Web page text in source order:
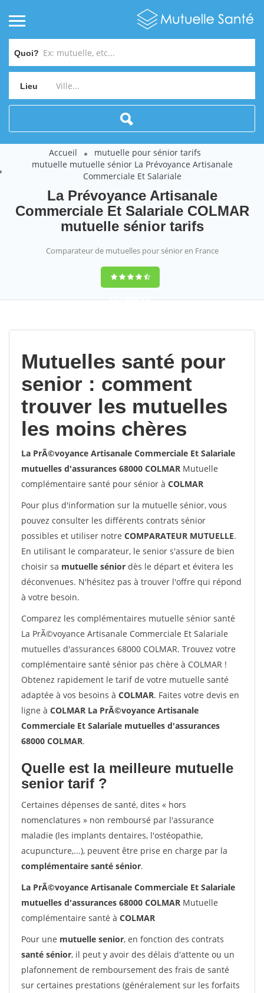
Quoi?
Lieu
Accueil
mutuelle pour sénior tarifs
mutuelle mutuelle sénior La Prévoyance Artisanale
Commerciale Et Salariale
La Prévoyance Artisanale
Commerciale Et Salariale COLMAR
mutuelle sénior tarifs
Comparateur de mutuelles pour sénior en France
9,2(100%)452
Mutuelles santé pour
senior : comment
trouver les mutuelles
les moins chères
La PrÃ©voyance Artisanale Commerciale Et Salariale
mutuelles d'assurances 68000 COLMAR Mutuelle
complémentaire santé pour sénior à COLMAR
Pour plus d'information sur la mutuelle sénior, vous
pouvez consulter les différents contrats sénior
possibles et utiliser notre COMPARATEUR MUTUELLE.
En utilisant le comparateur, le senior s'assure de bien
choisir sa mutuelle sénior dès le départ et évitera les
déconvenues. N'hésitez pas à trouver l'offre qui répond
à votre besoin.
Comparez les complémentaires mutuelle sénior santé
La PrÃ©voyance Artisanale Commerciale Et Salariale
mutuelles d'assurances 68000 COLMAR. Trouvez votre
complémentaire santé sénior pas chère à COLMAR !
Obtenez rapidement le tarif de votre mutuelle santé
adaptée à vos besoins à COLMAR. Faites votre devis en
ligne à COLMAR La PrÃ©voyance Artisanale
Commerciale Et Salariale mutuelles d'assurances
68000 COLMAR.
Quelle est la meilleure mutuelle
senior tarif ?
Certaines dépenses de santé, dites « hors
nomenclatures » non remboursé par l'assurance
maladie (les implants dentaires, l'ostéopathie,
acupuncture,...), peuvent être prise en charge par la
complémentaire santé sénior.
La PrÃ©voyance Artisanale Commerciale Et Salariale
mutuelles d'assurances 68000 COLMAR Mutuelle
complémentaire santé à COLMAR
Pour une mutuelle senior, en fonction des contrats
santé sénior, il peut y avoir des délais d'attente ou un
plafonnement de remboursement des frais de santé
sur certaines prestations (généralement sur les forfaits